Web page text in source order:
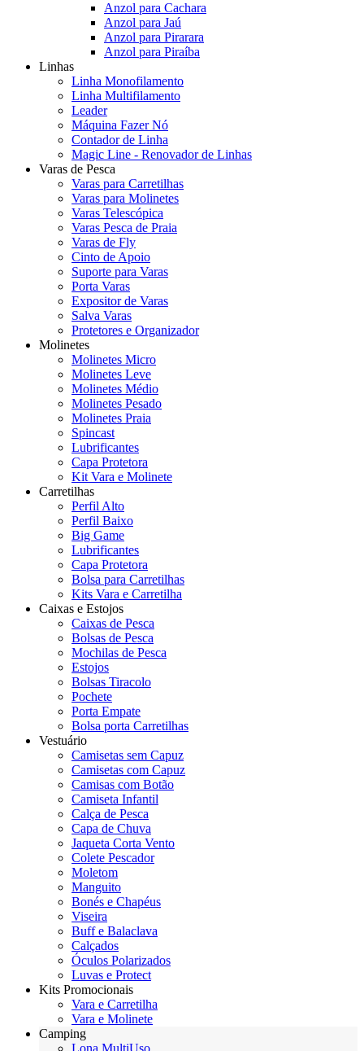
Anzol para Cachara
Anzol para Jaú
Anzol para Pirarara
Anzol para Piraíba
Linhas
Linha Monofilamento
Linha Multifilamento
Leader
Máquina Fazer Nó
Contador de Linha
Magic Line - Renovador de Linhas
Varas de Pesca
Varas para Carretilhas
Varas para Molinetes
Varas Telescópica
Varas Pesca de Praia
Varas de Fly
Cinto de Apoio
Suporte para Varas
Porta Varas
Expositor de Varas
Salva Varas
Protetores e Organizador
Molinetes
Molinetes Micro
Molinetes Leve
Molinetes Médio
Molinetes Pesado
Molinetes Praia
Spincast
Lubrificantes
Capa Protetora
Kit Vara e Molinete
Carretilhas
Perfil Alto
Perfil Baixo
Big Game
Lubrificantes
Capa Protetora
Bolsa para Carretilhas
Kits Vara e Carretilha
Caixas e Estojos
Caixas de Pesca
Bolsas de Pesca
Mochilas de Pesca
Estojos
Bolsas Tiracolo
Pochete
Porta Empate
Bolsa porta Carretilhas
Vestuário
Camisetas sem Capuz
Camisetas com Capuz
Camisas com Botão
Camiseta Infantil
Calça de Pesca
Capa de Chuva
Jaqueta Corta Vento
Colete Pescador
Moletom
Manguito
Bonés e Chapéus
Viseira
Buff e Balaclava
Calçados
Óculos Polarizados
Luvas e Protect
Kits Promocionais
Vara e Carretilha
Vara e Molinete
Camping
Lona MultiUso